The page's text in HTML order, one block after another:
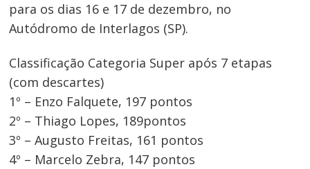
para os dias 16 e 17 de dezembro, no
Autódromo de Interlagos (SP).
Classificação Categoria Super após 7 etapas
(com descartes)
1º – Enzo Falquete, 197 pontos
2º – Thiago Lopes, 189pontos
3º – Augusto Freitas, 161 pontos
4º – Marcelo Zebra, 147 pontos